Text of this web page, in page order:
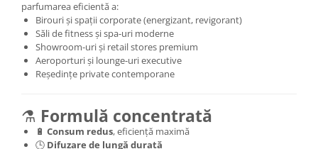
parfumarea eficientă a:
Birouri și spații corporate (energizant, revigorant)
Săli de fitness și spa-uri moderne
Showroom-uri și retail stores premium
Aeroporturi și lounge-uri executive
Reședințe private contemporane
⚗️ Formulă concentrată
🔋 Consum redus, eficiență maximă
🕒 Difuzare de lungă durată